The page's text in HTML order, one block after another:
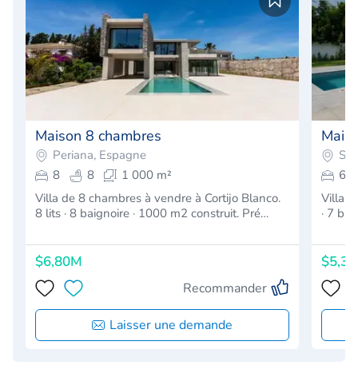
Maison 8 chambres
Periana, Espagne
8
8
1 000 m²
Villa de 8 chambres à vendre à Cortijo Blanco.
8 lits · 8 baignoire · 1000 m2 construit. Pré…
$6,80M
Recommander
Laisser une demande
6
Villa
· 7